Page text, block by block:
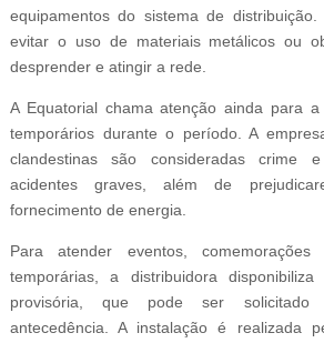
equipamentos do sistema de
evitar o uso de materiais metálicos ou
desprender e atingir a rede.
A Equatorial chama atenção ainda para
temporários durante o período. A
clandestinas são consideradas crime
acidentes graves, além de
fornecimento de energia.
Para atender eventos,
temporárias, a distribuidora
provisória, que pode ser solicitado
antecedência. A instalação é realizada